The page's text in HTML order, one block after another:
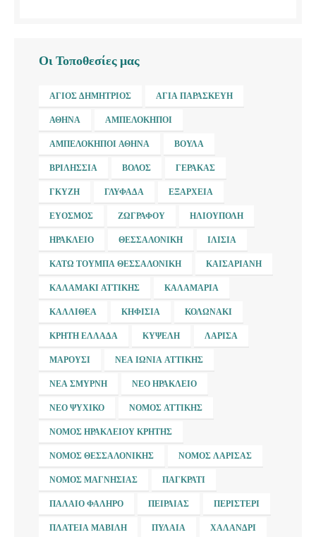
Οι Τοποθεσίες μας
ΆΓΙΟΣ ΔΗΜΉΤΡΙΟΣ ΑΓΊΑ ΠΑΡΑΣΚΕΥΉ
ΑΘΉΝΑ ΑΜΠΕΛΌΚΗΠΟΙ
ΑΜΠΕΛΌΚΗΠΟΙ ΑΘΉΝΑ ΒΟΎΛΑ
ΒΡΙΛΉΣΣΙΑ ΒΌΛΟΣ ΓΈΡΑΚΑΣ
ΓΚΎΖΗ ΓΛΥΦΆΔΑ ΕΞΆΡΧΕΙΑ
ΕΎΟΣΜΟΣ ΖΩΓΡΆΦΟΥ ΗΛΙΟΎΠΟΛΗ
ΗΡΆΚΛΕΙΟ ΘΕΣΣΑΛΟΝΊΚΗ ΙΛΊΣΙΑ
ΚΆΤΩ ΤΟΎΜΠΑ ΘΕΣΣΑΛΟΝΊΚΗ ΚΑΙΣΑΡΙΑΝΉ
ΚΑΛΑΜΆΚΙ ΑΤΤΙΚΉΣ ΚΑΛΑΜΑΡΙΆ
ΚΑΛΛΙΘΈΑ ΚΗΦΙΣΙΆ ΚΟΛΩΝΆΚΙ
ΚΡΉΤΗ ΕΛΛΆΔΑ ΚΥΨΈΛΗ ΛΆΡΙΣΑ
ΜΑΡΟΎΣΙ ΝΈΑ ΙΩΝΊΑ ΑΤΤΙΚΉΣ
ΝΈΑ ΣΜΎΡΝΗ ΝΈΟ ΗΡΆΚΛΕΙΟ
ΝΈΟ ΨΥΧΙΚΌ ΝΟΜΌΣ ΑΤΤΙΚΉΣ
ΝΟΜΌΣ ΗΡΑΚΛΕΊΟΥ ΚΡΉΤΗΣ
ΝΟΜΌΣ ΘΕΣΣΑΛΟΝΊΚΗΣ ΝΟΜΌΣ ΛΆΡΙΣΑΣ
ΝΟΜΌΣ ΜΑΓΝΗΣΊΑΣ ΠΑΓΚΡΆΤΙ
ΠΑΛΑΙΌ ΦΆΛΗΡΟ ΠΕΙΡΑΙΆΣ ΠΕΡΙΣΤΈΡΙ
ΠΛΑΤΕΊΑ ΜΑΒΊΛΗ ΠΥΛΑΊΑ ΧΑΛΆΝΔΡΙ